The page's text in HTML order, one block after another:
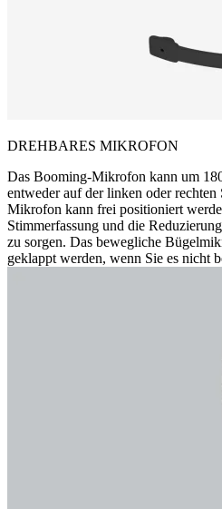
DREHBARES MIKROFON
Das Booming-Mikrofon kann um
entweder auf der linken oder
Mikrofon kann frei positioniert
Stimmerfassung und die
zu sorgen. Das bewegliche
geklappt werden, wenn Sie es nicht